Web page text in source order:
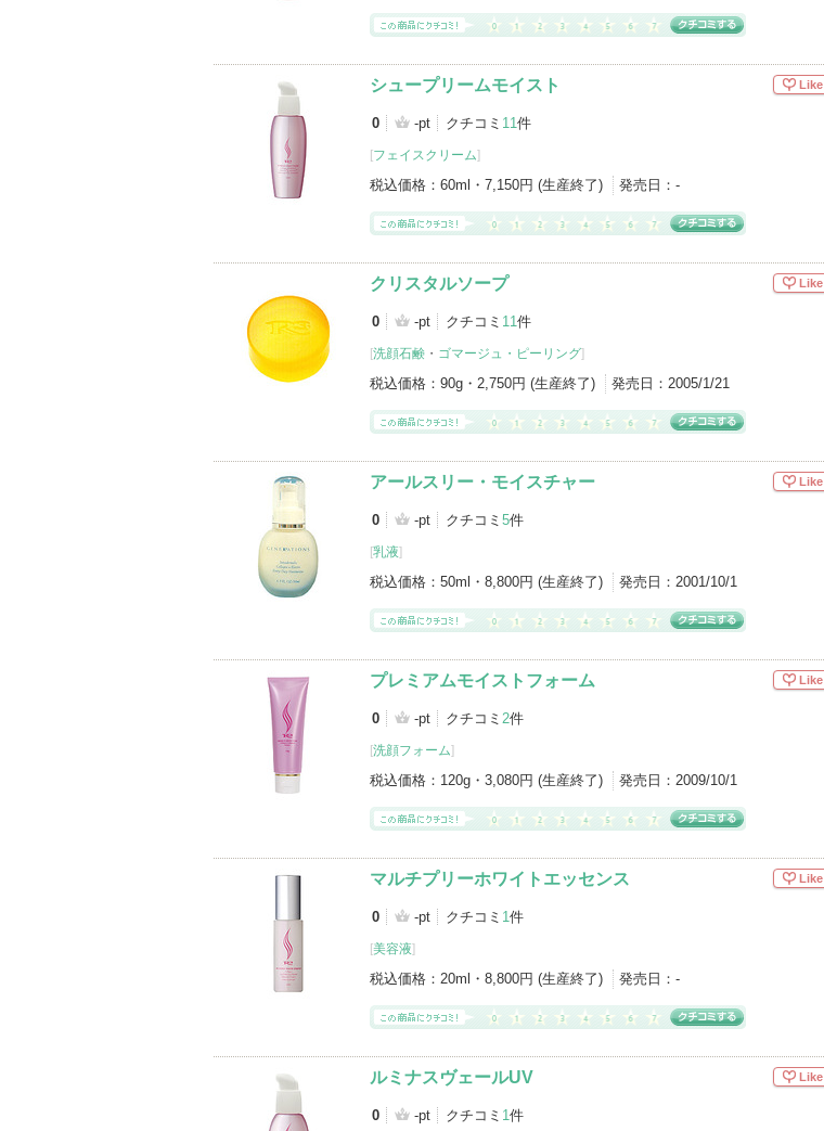
シュープリームモイスト
0 -pt クチコミ 11件
[フェイスクリーム]
税込価格： 60ml・7,150円 (生産終了) 発売日： -
Like
クリスタルソープ
0 -pt クチコミ 11件
[洗顔石鹸 ・ ゴマージュ・ピーリング]
税込価格： 90g・2,750円 (生産終了) 発売日： 2005/1/21
Like
アールスリー・モイスチャー
0 -pt クチコミ 5件
[乳液]
税込価格： 50ml・8,800円 (生産終了) 発売日： 2001/10/1
Like
プレミアムモイストフォーム
0 -pt クチコミ 2件
[洗顔フォーム]
税込価格： 120g・3,080円 (生産終了) 発売日： 2009/10/1
Like
マルチプリーホワイトエッセンス
0 -pt クチコミ 1件
[美容液]
税込価格： 20ml・8,800円 (生産終了) 発売日： -
Like
ルミナスヴェールUV
0 -pt クチコミ 1件
Like